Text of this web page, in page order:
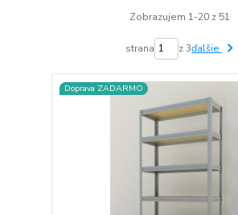
Zobrazujem 1-20 z 51
strana z 3ďalšie
Doprava ZADARMO